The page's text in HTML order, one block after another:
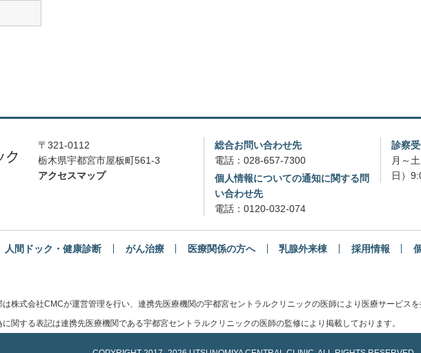
〒321-0112
栃木県宇都宮市屋板町561-3
アクセスマップ
総合お問い合わせ先
電話： 028-657-7300
個人情報についての通知に関する問
い合わせ先
電話： 0120-032-074
診察
月～
日）
人間ドック・健康診断 がん治療 医療関係の方へ 乳腺外来棟 採用情報
株式会社CMCが運営管理を行い、連携先医療機関の宇都宮セントラルクリニックの医師により医療サービスを
関する表記は連携先医療機関である宇都宮セントラルクリニックの医師の監修により掲載しております。